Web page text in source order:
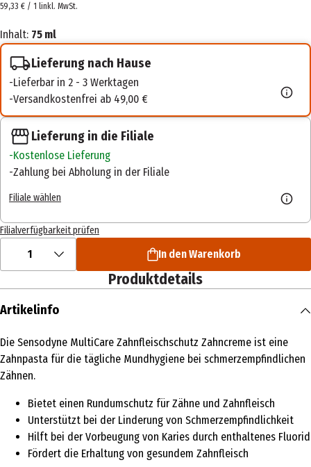
59,33 € / 1 linkl. MwSt.
Inhalt: 75 ml
Lieferung nach Hause
Lieferbar in 2 - 3 Werktagen
Versandkostenfrei ab 49,00 €
Lieferung in die Filiale
Kostenlose Lieferung
Zahlung bei Abholung in der Filiale
Filiale wählen
Filialverfügbarkeit prüfen
1 In den Warenkorb
Produktdetails
Artikelinfo
Die Sensodyne MultiCare Zahnfleischschutz Zahncreme ist eine
Zahnpasta für die tägliche Mundhygiene bei schmerzempfindlichen
Zähnen.
Bietet einen Rundumschutz für Zähne und Zahnfleisch
Unterstützt bei der Linderung von Schmerzempfindlichkeit
Hilft bei der Vorbeugung von Karies durch enthaltenes Fluorid
Fördert die Erhaltung von gesundem Zahnfleisch